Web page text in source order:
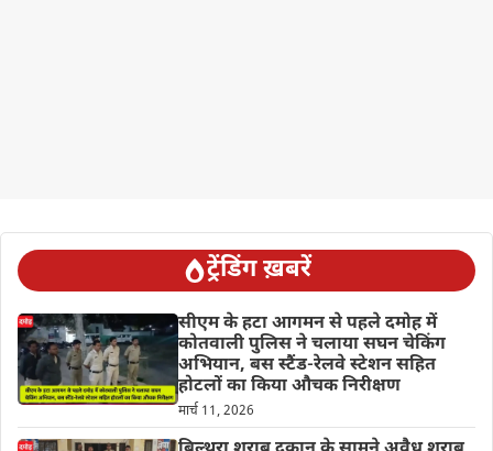
ट्रेंडिंग ख़बरें
सीएम के हटा आगमन से पहले दमोह में
कोतवाली पुलिस ने चलाया सघन चेकिंग
अभियान, बस स्टैंड-रेलवे स्टेशन सहित
होटलों का किया औचक निरीक्षण
मार्च 11, 2026